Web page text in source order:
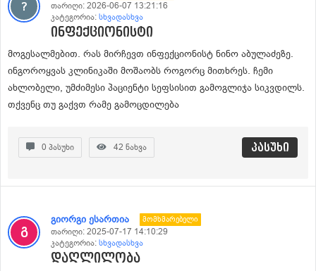
თარიღი: 2026-06-07 13:21:16
კატეგორია: სხვადასხვა
ინფექციონისტი
მოგესალმებით. რას მირჩევთ ინფექციონისტ ნინო აბულაძეზე.
ინგოროყვას კლინიკაში მოშაობს როგორც მითხრეს. ჩემი
ახლობელი, უმძიმესი პაციენტი სეფსისით გამოგლიჯა სიკვდილს.
თქვენც თუ გაქვთ რამე გამოცდილება
0 პასუხი 42 ნახვა პასუხი
გიორგი ესართია Მომხმარებელი
თარიღი: 2025-07-17 14:10:29
კატეგორია: სხვადასხვა
დაღლილობა